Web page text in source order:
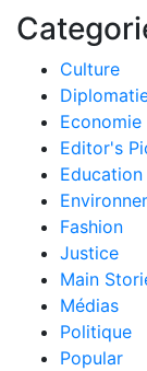
Culture
Economie
Editor's
Education
Fashion
Justice
Main
Médias
Politique
Popular